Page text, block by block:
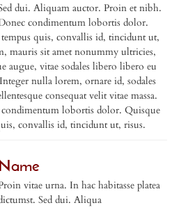
dui. Aliquam auctor. Proin et nibh.
condimentum lobortis dolor.
quis, convallis id, tincidunt ut,
mauris sit amet nonummy ultricies,
augue, vitae sodales libero libero eu
nulla lorem, ornare id, sodales
consequat velit vitae massa.
lobortis dolor. Quisque
convallis id, tincidunt ut, risus.
Name
vitae urna. In hac habitasse platea
Sed dui. Aliqua